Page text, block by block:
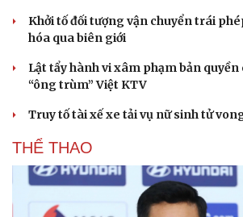
Cải chính
Khởi tố đối tượng vận chuyển trái
hóa qua biên giới
Lật tẩy hành vi xâm phạm bản quyền
“ông trùm” Việt KTV
Truy tố tài xế xe tải vụ nữ sinh tử
THỂ THAO